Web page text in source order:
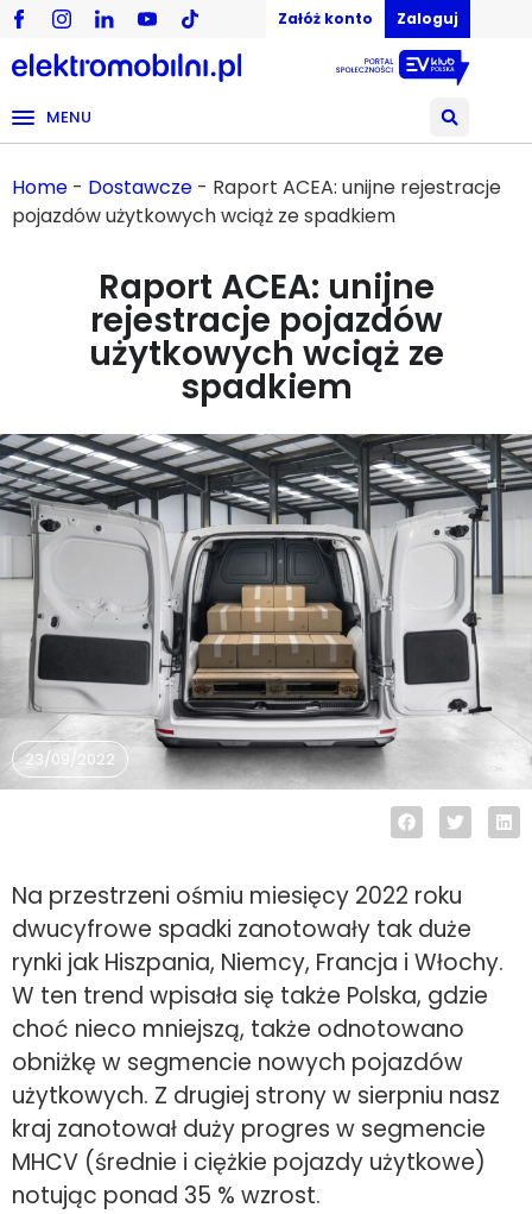
Załóż konto Zaloguj
MENU
Home - Dostawcze - Raport ACEA: unijne rejestracje
pojazdów użytkowych wciąż ze spadkiem
Raport ACEA: unijne
rejestracje pojazdów
użytkowych wciąż ze
spadkiem
23/09/2022
Na przestrzeni ośmiu miesięcy 2022 roku
dwucyfrowe spadki zanotowały tak duże
rynki jak Hiszpania, Niemcy, Francja i Włochy.
W ten trend wpisała się także Polska, gdzie
choć nieco mniejszą, także odnotowano
obniżkę w segmencie nowych pojazdów
użytkowych. Z drugiej strony w sierpniu nasz
kraj zanotował duży progres w segmencie
MHCV (średnie i ciężkie pojazdy użytkowe)
notując ponad 35 % wzrost.